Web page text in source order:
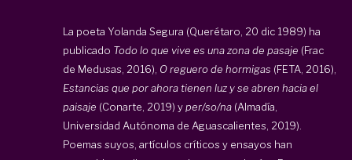
La poeta Yolanda Segura (Querétaro, 20 dic 1989) ha
publicado Todo lo que vive es una zona de pasaje (Frac
de Medusas, 2016), O reguero de hormigas (FETA, 2016),
Estancias que por ahora tienen luz y se abren hacia el
paisaje (Conarte, 2019) yper/so/na (Almadía,
Universidad Autónoma de Aguascalientes, 2019).
Poemas suyos, artículos críticos y ensayos han